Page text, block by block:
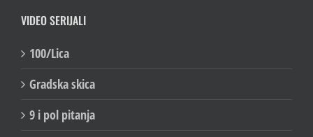
VIDEO SERIJALI
100/Lica
Gradska skica
9 i pol pitanja